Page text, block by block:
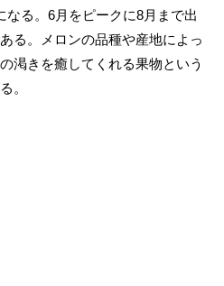
る。6月をピークに8月まで出
る。メロンの品種や産地によっ
渇きを癒してくれる果物という
。